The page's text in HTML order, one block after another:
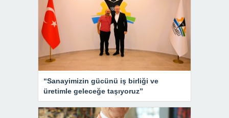
“Sanayimizin gücünü iş birliği ve
üretimle geleceğe taşıyoruz”